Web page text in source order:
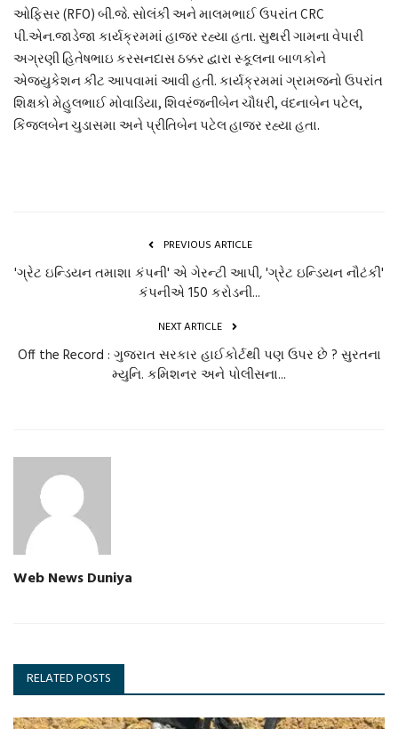
ઓફિસર (RFO) બી.જે. સોલંકી અને માલમભાઈ ઉપરાંત CRC
પી.એન.જાડેજા કાર્યક્રમમાં હાજર રહ્યા હતા. સુથરી ગામના વેપારી
અગ્રણી હિતેષભાઇ કરસનદાસ ઠક્કર દ્વારા સ્કૂલના બાળકોને
એજ્યુકેશન કીટ આપવામાં આવી હતી. કાર્યક્રમમાં ગ્રામજનો ઉપરાંત
શિક્ષકો મેહુલભાઈ મોવાડિયા, શિવરંજનીબેન ચૌધરી, વંદનાબેન પટેલ,
કિંજલબેન ચુડાસમા અને પ્રીતિબેન પટેલ હાજર રહ્યા હતા.
PREVIOUS ARTICLE
'ગ્રેટ ઇન્ડિયન તમાશા કંપની' એ ગેરન્ટી આપી, 'ગ્રેટ ઇન્ડિયન નૌટંકી'
કંપનીએ 150 કરોડની...
NEXT ARTICLE
Off the Record : ગુજરાત સરકાર હાઈકોર્ટથી પણ ઉપર છે ? સુરતના
મ્યુનિ. કમિશનર અને પોલીસના...
Web News Duniya
RELATED POSTS